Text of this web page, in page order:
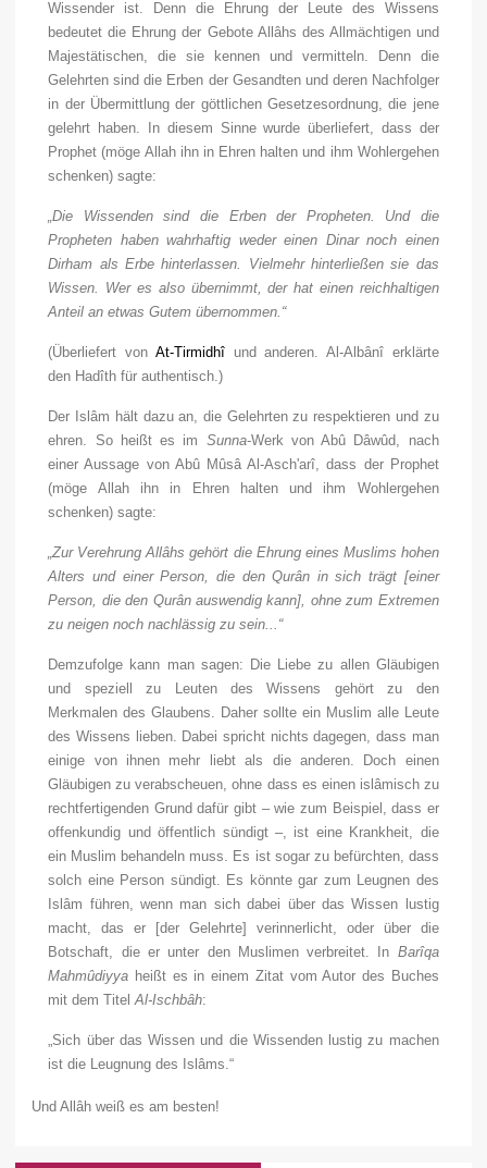
Wissender ist. Denn die Ehrung der Leute des Wissens
bedeutet die Ehrung der Gebote Allâhs des Allmächtigen und
Majestätischen, die sie kennen und vermitteln. Denn die
Gelehrten sind die Erben der Gesandten und deren Nachfolger
in der Übermittlung der göttlichen Gesetzesordnung, die jene
gelehrt haben. In diesem Sinne wurde überliefert, dass der
Prophet (möge Allah ihn in Ehren halten und ihm Wohlergehen
schenken) sagte:
„Die Wissenden sind die Erben der Propheten. Und die
Propheten haben wahrhaftig weder einen Dinar noch einen
Dirham als Erbe hinterlassen. Vielmehr hinterließen sie das
Wissen. Wer es also übernimmt, der hat einen reichhaltigen
Anteil an etwas Gutem übernommen.“
(Überliefert von At-Tirmidhîund anderen. Al-Albânî erklärte
den Hadîth für authentisch.)
Der Islâm hält dazu an, die Gelehrten zu respektieren und zu
ehren. So heißt es im Sunna-Werk von Abû Dâwûd, nach
einer Aussage von Abû Mûsâ Al-Asch'arî, dass der Prophet
(möge Allah ihn in Ehren halten und ihm Wohlergehen
schenken) sagte:
„Zur Verehrung Allâhs gehört die Ehrung eines Muslims hohen
Alters und einer Person, die den Qurân in sich trägt [einer
Person, die den Qurân auswendig kann], ohne zum Extremen
zu neigen noch nachlässig zu sein...“
Demzufolge kann man sagen: Die Liebe zu allen Gläubigen
und speziell zu Leuten des Wissens gehört zu den
Merkmalen des Glaubens. Daher sollte ein Muslim alle Leute
des Wissens lieben. Dabei spricht nichts dagegen, dass man
einige von ihnen mehr liebt als die anderen. Doch einen
Gläubigen zu verabscheuen, ohne dass es einen islâmisch zu
rechtfertigenden Grund dafür gibt – wie zum Beispiel, dass er
offenkundig und öffentlich sündigt –, ist eine Krankheit, die
ein Muslim behandeln muss. Es ist sogar zu befürchten, dass
solch eine Person sündigt. Es könnte gar zum Leugnen des
Islâm führen, wenn man sich dabei über das Wissen lustig
macht, das er [der Gelehrte] verinnerlicht, oder über die
Botschaft, die er unter den Muslimen verbreitet. In Barîqa
Mahmûdiyya heißt es in einem Zitat vom Autor des Buches
mit dem TitelAl-Ischbâh:
„Sich über das Wissen und die Wissenden lustig zu machen
ist die Leugnung des Islâms.“
Und Allâh weiß es am besten!